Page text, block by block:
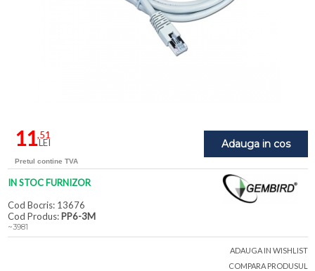
Adauga in cos
11,51
LEI
Pretul contine TVA
IN STOC FURNIZOR
Cod Bocris: 13676
Cod Produs: PP6-3M
~3981
ADAUGA IN WISHLIST
COMPARA PRODUSUL